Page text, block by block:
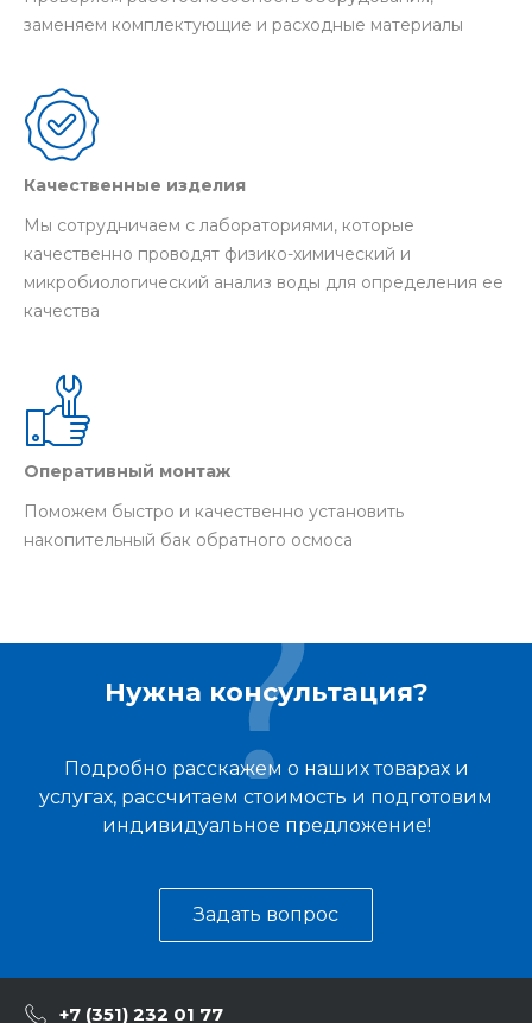
заменяем комплектующие и расходные материалы
Качественные изделия
Мы сотрудничаем с лабораториями, которые
качественно проводят физико-химический и
микробиологический анализ воды для определения ее
качества
Оперативный монтаж
Поможем быстро и качественно установить
накопительный бак обратного осмоса
Нужна консультация?
Подробно расскажем о наших товарах и
услугах, рассчитаем стоимость и подготовим
индивидуальное предложение!
Задать вопрос
+7 (351) 232 01 77